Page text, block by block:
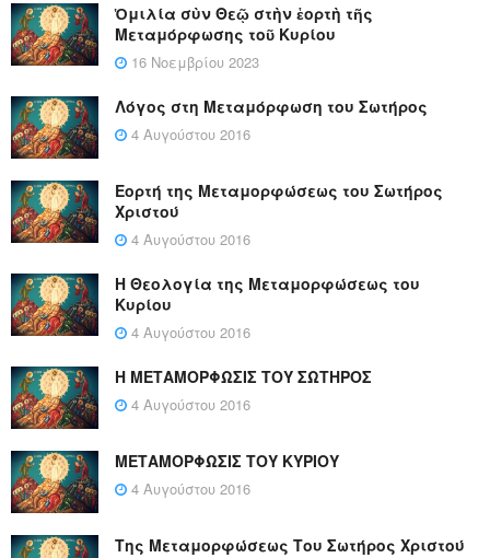
Ὁμιλία σὺν Θεῷ στὴν ἑορτὴ τῆς
Μεταμόρφωσης τοῦ Κυρίου
16 Νοεμβρίου 2023
Λόγος στη Μεταμόρφωση του Σωτήρος
4 Αυγούστου 2016
Εορτή της Μεταμορφώσεως του Σωτήρος
Χριστού
4 Αυγούστου 2016
Η Θεολογία της Μεταμορφώσεως του
Κυρίου
4 Αυγούστου 2016
Η ΜΕΤΑΜΟΡΦΩΣΙΣ ΤΟΥ ΣΩΤΗΡΟΣ
4 Αυγούστου 2016
ΜΕΤΑΜΟΡΦΩΣΙΣ ΤΟΥ ΚΥΡΙΟΥ
4 Αυγούστου 2016
Της Μεταμορφώσεως Του Σωτήρος Χριστού